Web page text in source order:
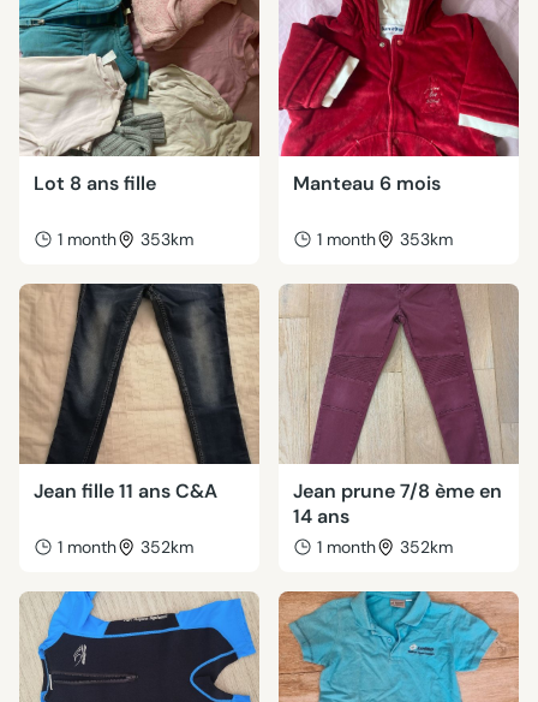
Lot 8 ans fille
1 month 353km
Manteau 6 mois
1 month 353km
Jean fille 11 ans C&A
1 month 352km
Jean prune 7/8 ème en
14 ans
1 month 352km